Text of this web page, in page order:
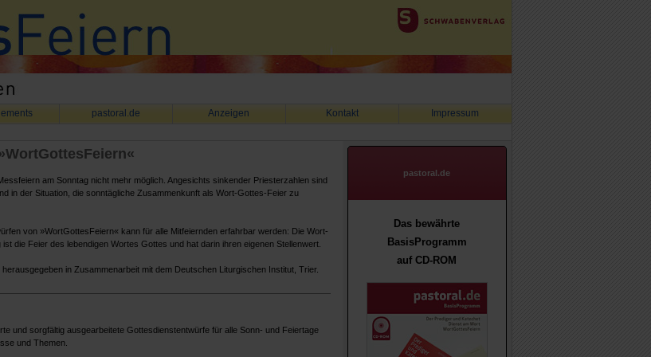
pastoral.de Anzeigen Kontakt Impressum
am Sonntag nicht mehr möglich. Angesichts sinkender Priesterzahlen sind
in der Situation, die sonntägliche Zusammenkunft als Wort-Gottes-Feier zu
von »WortGottesFeiern« kann für alle Mitfeiernden erfahrbar werden: Die Wort-
die Feier des lebendigen Wortes Gottes und hat darin ihren eigenen Stellenwert.
in Zusammenarbeit mit dem Deutschen Liturgischen Institut, Trier.
und sorgfältig ausgearbeitete Gottesdienstentwürfe für alle Sonn- und Feiertage
und Themen.
pastoral.de
Das bewährte
BasisProgramm
auf CD-ROM